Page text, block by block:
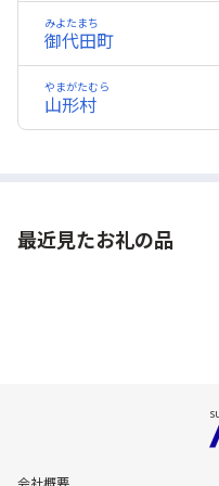
御代田町
みよたまち
山形村
やまがたむら
最近見たお礼の品